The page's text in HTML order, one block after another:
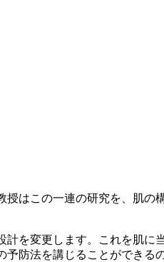
はこの一連の研究を、肌の
を変更します。これを肌に
防法を講じることができるの